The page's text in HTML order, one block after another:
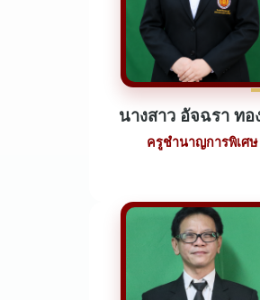
นางสาว อัจฉรา ทอ
ครูชำนาญการพิเศษ